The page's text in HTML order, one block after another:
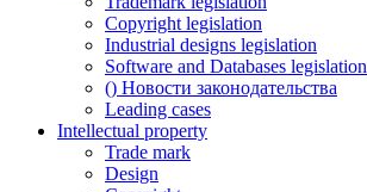
Copyright legislation
Industrial designs legislation
Software and Databases legislation
() Новости законодательства
Leading cases
Intellectual property
Trade mark
Design